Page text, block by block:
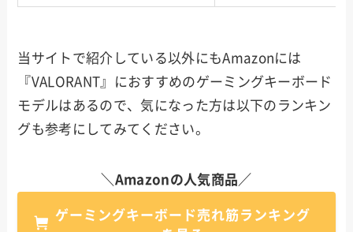
当サイトで紹介している以外にもAmazonには
『VALORANT』におすすめのゲーミングキーボード
モデルはあるので、気になった方は以下のランキン
グも参考にしてみてください。
＼Amazonの人気商品／
ゲーミングキーボード売れ筋ランキング